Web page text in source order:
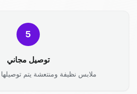
5
توصيل مجاني
ملابس نظيفة ومنتعشة يتم توصيلها